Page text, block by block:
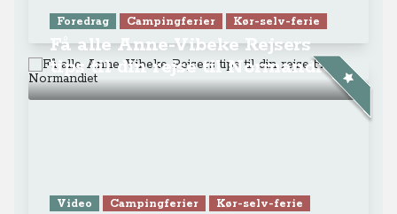
Foredrag Campingferier Kør-selv-ferie
Få alle Anne-Vibeke Rejsers
tips til din rejse til Normandiet
Video Campingferier Kør-selv-ferie